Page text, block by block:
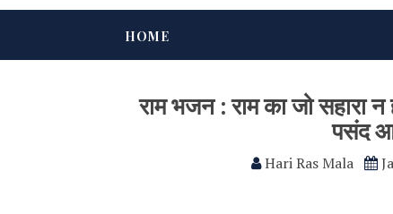
HOME
राम भजन : राम का जो सहारा
पसंद
Hari Ras Mala